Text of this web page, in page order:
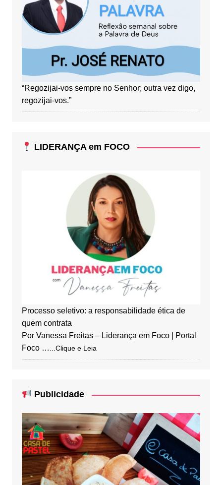
“Regozijai-vos sempre no Senhor; outra vez digo,
regozijai-vos.”
LIDERANÇA em FOCO
Processo seletivo: a responsabilidade ética de
quem contrata
Por Vanessa Freitas – Liderança em Foco | Portal
Foco …...Clique e Leia
Publicidade